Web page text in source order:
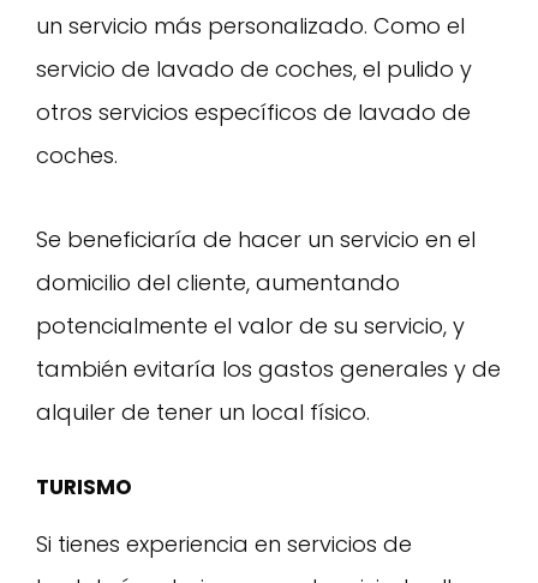
un servicio más personalizado. Como el
servicio de lavado de coches, el pulido y
otros servicios específicos de lavado de
coches.
Se beneficiaría de hacer un servicio en el
domicilio del cliente, aumentando
potencialmente el valor de su servicio, y
también evitaría los gastos generales y de
alquiler de tener un local físico.
TURISMO
Si tienes experiencia en servicios de